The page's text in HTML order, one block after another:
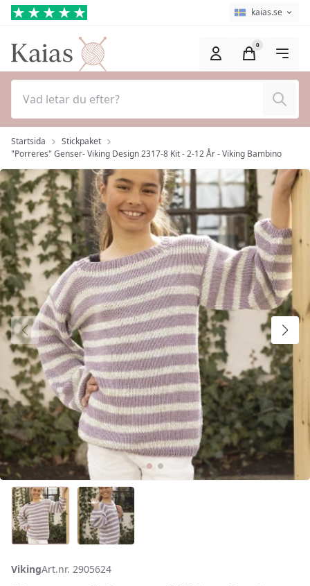
Hoppa till huvudinnehåll (Tryck på Enter) Språkväljare
Aktuellt språk
kaias.se
Sök
0
Startsida
Stickpaket
"Porreres" Genser- Viking Design 2317-8 Kit - 2-12 År - Viking Bambino
VikingArt.nr. 2905624